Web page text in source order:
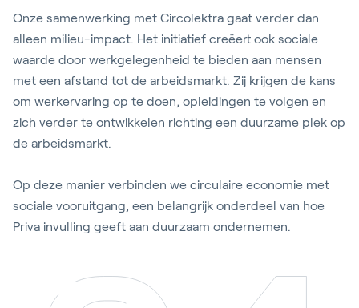
Onze samenwerking met Circolektra gaat verder dan
alleen milieu-impact. Het initiatief creëert ook sociale
waarde door werkgelegenheid te bieden aan mensen
met een afstand tot de arbeidsmarkt. Zij krijgen de kans
om werkervaring op te doen, opleidingen te volgen en
zich verder te ontwikkelen richting een duurzame plek op
de arbeidsmarkt.
Op deze manier verbinden we circulaire economie met
sociale vooruitgang, een belangrijk onderdeel van hoe
Priva invulling geeft aan duurzaam ondernemen.